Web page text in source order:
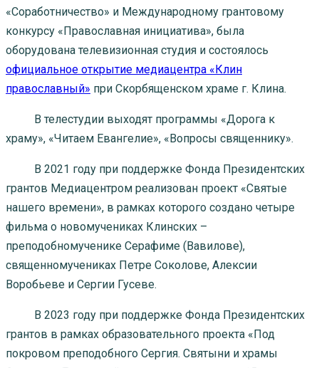
«Соработничество» и Международному грантовому
конкурсу «Православная инициатива», была
оборудована телевизионная студия и состоялось
официальное открытие медиацентра «Клин
православный» при Скорбященском храме г. Клина.
В телестудии выходят программы «Дорога к
храму», «Читаем Евангелие», «Вопросы священнику».
В 2021 году при поддержке Фонда Президентских
грантов Медиацентром реализован проект «Святые
нашего времени», в рамках которого создано четыре
фильма о новомучениках Клинских –
преподобномученике Серафиме (Вавилове),
священномучениках Петре Соколове, Алексии
Воробьеве и Сергии Гусеве.
В 2023 году при поддержке Фонда Президентских
грантов в рамках образовательного проекта «Под
покровом преподобного Сергия. Святыни и храмы